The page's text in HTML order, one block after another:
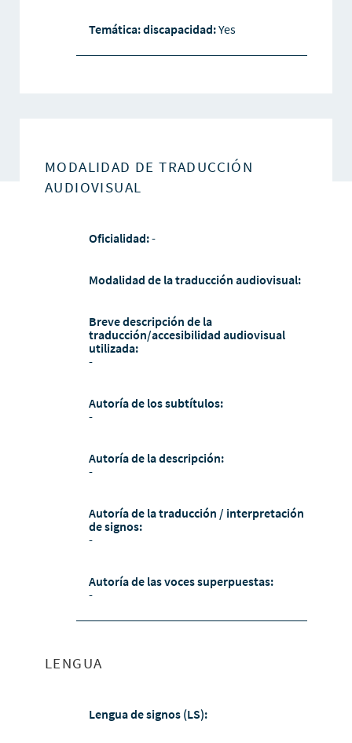
Temática: discapacidad:Yes
MODALIDAD DE TRADUCCIÓN
AUDIOVISUAL
Oficialidad:-
Modalidad de la traducción audiovisual:
Breve descripción de la
traducción/accesibilidad audiovisual
utilizada:
-
Autoría de los subtítulos:
-
Autoría de la descripción:
-
Autoría de la traducción / interpretación
de signos:
-
Autoría de las voces superpuestas:
-
LENGUA
Lengua de signos (LS):